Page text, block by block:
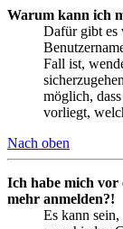
Warum kann ich
Dafür gibt es
Fall ist,
möglich,
vorliegt,
Nach oben
Ich habe mich
mehr anmelden?!
Es kann